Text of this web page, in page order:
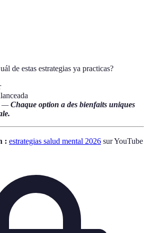
de estas estrategias ya practicas?
—Chaque option a des bienfaits uniques
: estrategias salud mental 2026 sur YouTube